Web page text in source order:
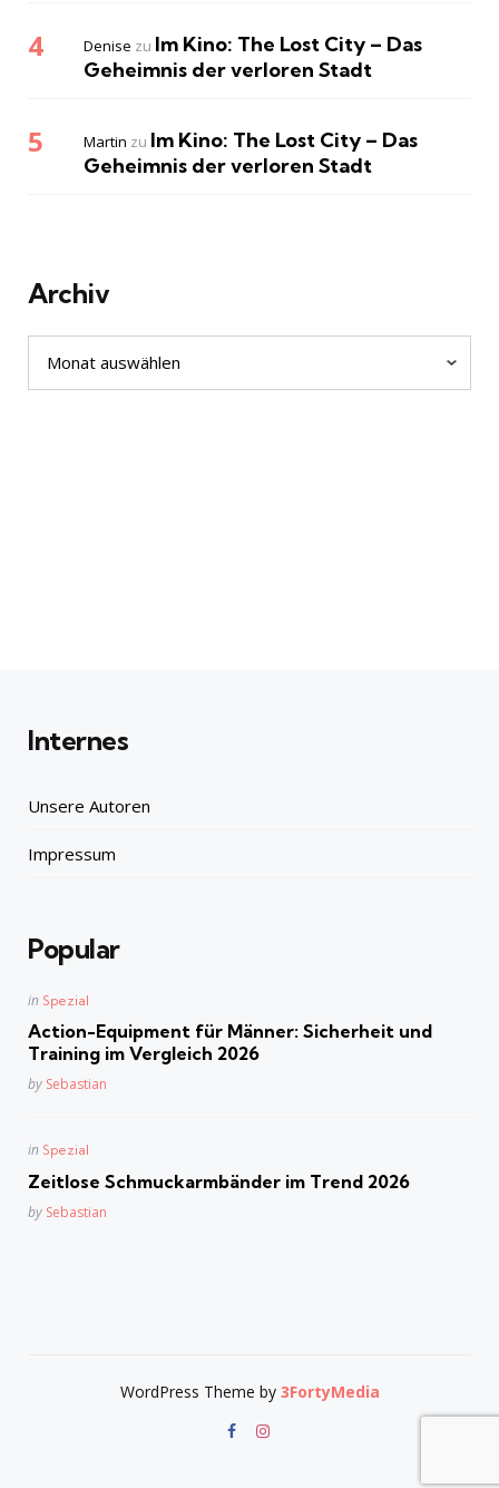
Denise zu Im Kino: The Lost City – Das
Geheimnis der verloren Stadt
Martin zu Im Kino: The Lost City – Das
Geheimnis der verloren Stadt
Archiv
Archiv
Internes
Unsere Autoren
Impressum
Popular
Posted
in Spezial
Action-Equipment für Männer: Sicherheit und
Training im Vergleich 2026
Posted
by Sebastian
Posted
in Spezial
Zeitlose Schmuckarmbänder im Trend 2026
Posted
by Sebastian
WordPress Theme by 3FortyMedia